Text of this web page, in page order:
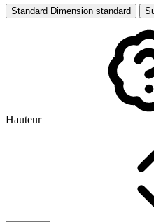
Standard Dimension standard
Hauteur